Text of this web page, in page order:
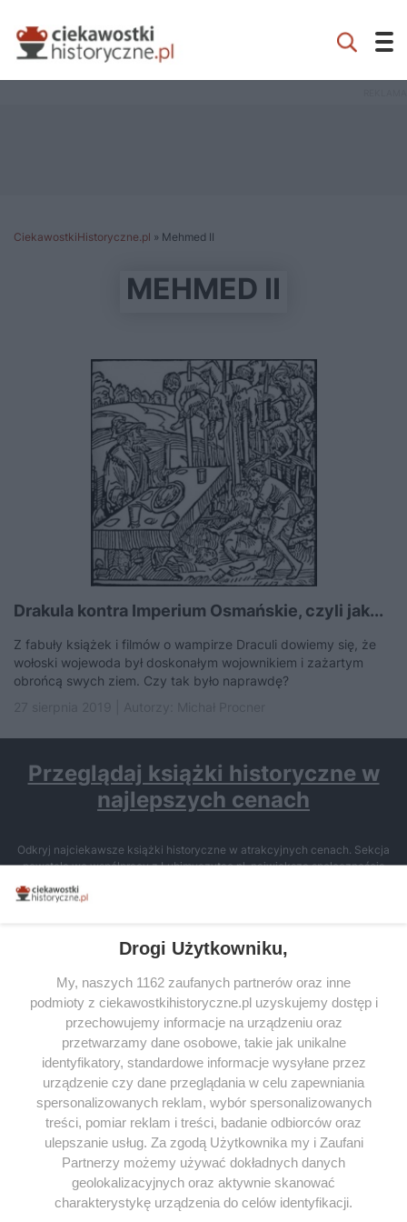
CiekawostkiHistoryczne.pl » Mehmed II
MEHMED II
Drakula kontra Imperium Osmańskie, czyli jak...
Z fabuły książek i filmów o wampirze Draculi dowiemy się, że
wołoski wojewoda był doskonałym wojownikiem i zażartym
obrońcą swych ziem. Czy tak było naprawdę?
Przeglądaj książki historyczne w
najlepszych cenach
Odkryj najciekawsze książki historyczne w atrakcyjnych cenach. Sekcja
powstała we współpracy z Lubimyczytac.pl, największą społecznością
miłośników literatury w Polsce – dzięki temu możesz wybierać spośród
tytułów najwyżej ocenianych przez czytelników.
SERWIS
SPOŁECZNOŚĆ
WSPÓŁPRACA
KONTAKT
ODWIEDŹ RÓWNIEŻ:
Drogi Użytkowniku,
My, naszych 1162 zaufanych partnerów oraz inne
podmioty z ciekawostkihistoryczne.pl uzyskujemy dostęp i
przechowujemy informacje na urządzeniu oraz
przetwarzamy dane osobowe, takie jak unikalne
identyfikatory, standardowe informacje wysyłane przez
urządzenie czy dane przeglądania w celu zapewniania
spersonalizowanych reklam, wybór spersonalizowanych
treści, pomiar reklam i treści, badanie odbiorców oraz
ulepszanie usług. Za zgodą Użytkownika my i Zaufani
Partnerzy możemy używać dokładnych danych
geolokalizacyjnych oraz aktywnie skanować
charakterystykę urządzenia do celów identyfikacji.